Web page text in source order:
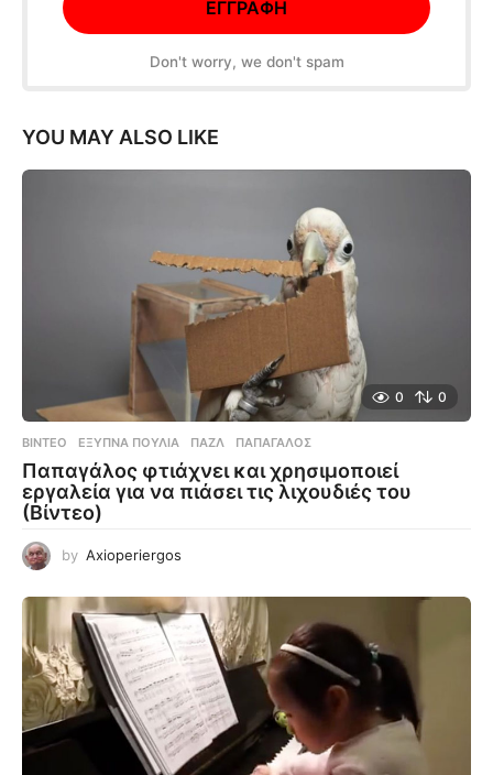
Don't worry, we don't spam
YOU MAY ALSO LIKE
0 0
ΒΊΝΤΕΟ ΈΞΥΠΝΑ ΠΟΥΛΙΆ ,ΠΑΖΛ ,ΠΑΠΑΓΆΛΟΣ
Παπαγάλος φτιάχνει και χρησιμοποιεί
εργαλεία για να πιάσει τις λιχουδιές του
(Βίντεο)
by Axioperiergos